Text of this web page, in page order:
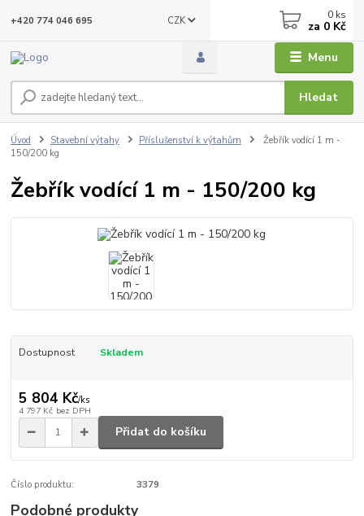
Menu
CZK
Hledat
+420 774 046 695 0 ks
za 0 Kč
Úvod Stavební výtahy Příslušenství k výtahům
Žebřík vodící 1 m -
150/200 kg
Žebřík vodící 1 m - 150/200 kg
Dostupnost Skladem
5 804 Kč/ks
4 797 Kč bez DPH
Přidat do košíku
Číslo produktu: 3379
Podobné produkty